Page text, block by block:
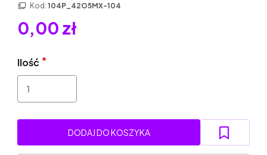
Kod: 104P_42O5MX-104
0,00 zł
Ilość
DODAJ DO KOSZYKA